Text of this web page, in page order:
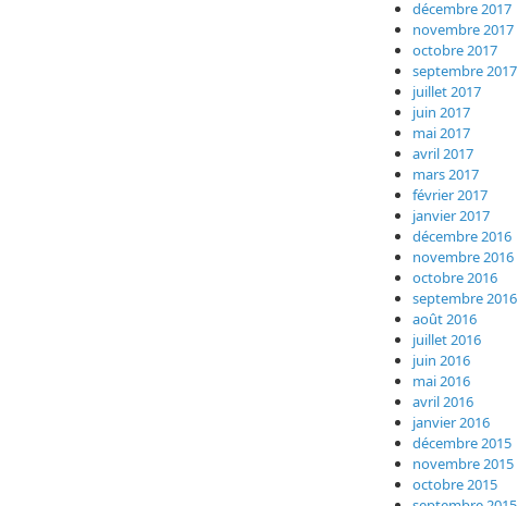
décembre 2017
novembre 2017
octobre 2017
septembre 2017
juillet 2017
juin 2017
mai 2017
avril 2017
mars 2017
février 2017
janvier 2017
décembre 2016
novembre 2016
octobre 2016
septembre 2016
août 2016
juillet 2016
juin 2016
mai 2016
avril 2016
janvier 2016
décembre 2015
novembre 2015
octobre 2015